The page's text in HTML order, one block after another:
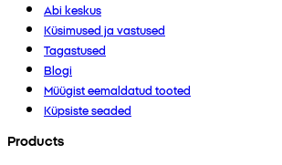
Abi keskus
Küsimused ja vastused
Tagastused
Blogi
Müügist eemaldatud tooted
Küpsiste seaded
Products